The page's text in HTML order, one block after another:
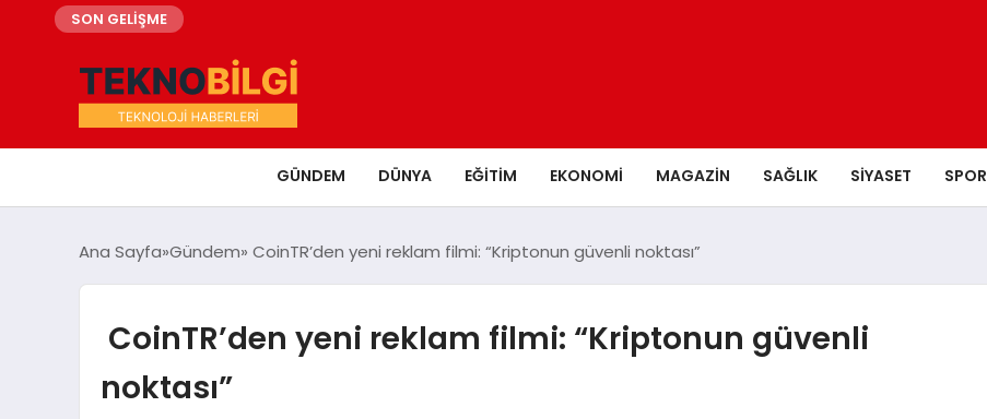
SON GELİŞME
GÜNDEM DÜNYA EĞITIM EKONOMI MAGAZIN SAĞLIK SIYASET SPOR
Ana Sayfa Gündem CoinTR’den yeni reklam filmi: “Kriptonun güvenli noktası”
CoinTR’den yeni reklam filmi: “Kriptonun güvenli
noktası”